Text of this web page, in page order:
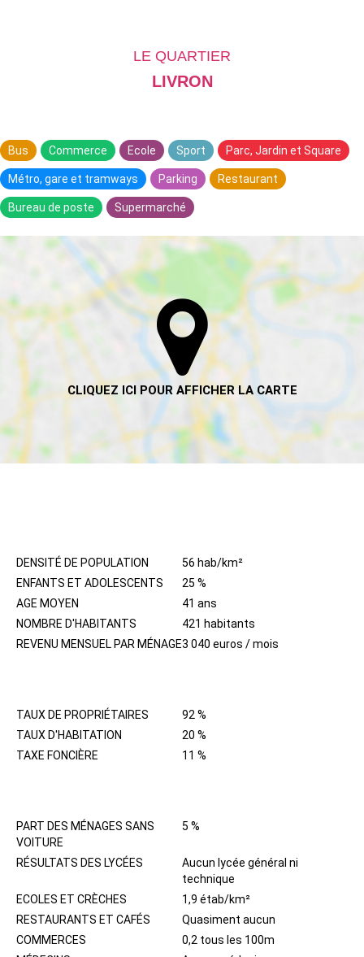
LE QUARTIER
LIVRON
Bus Commerce Ecole Sport Parc, Jardin et Square
Métro, gare et tramways Parking Restaurant
Bureau de poste Supermarché
DENSITÉ DE POPULATION
56 hab/km²
ENFANTS ET ADOLESCENTS
25 %
AGE MOYEN
41 ans
NOMBRE D'HABITANTS
421 habitants
REVENU MENSUEL PAR MÉNAGE3 040 euros / mois
TAUX DE PROPRIÉTAIRES
92 %
TAUX D'HABITATION
20 %
TAXE FONCIÈRE
11 %
PART DES MÉNAGES SANS
VOITURE
5 %
RÉSULTATS DES LYCÉES
Aucun lycée général ni
technique
ECOLES ET CRÈCHES
1,9 étab/km²
RESTAURANTS ET CAFÉS
Quasiment aucun
COMMERCES
0,2 tous les 100m